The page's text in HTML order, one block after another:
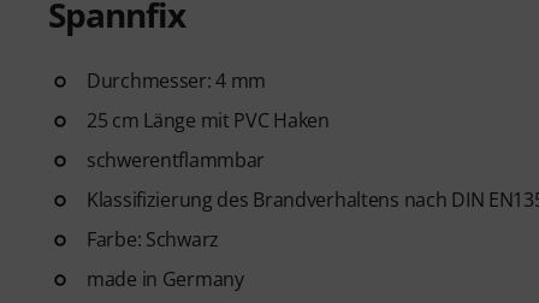
Spannfix
Durchmesser: 4 mm
25 cm Länge mit PVC Haken
schwerentflammbar
Klassifizierung des Brandverhaltens nach DIN
Farbe: Schwarz
made in Germany